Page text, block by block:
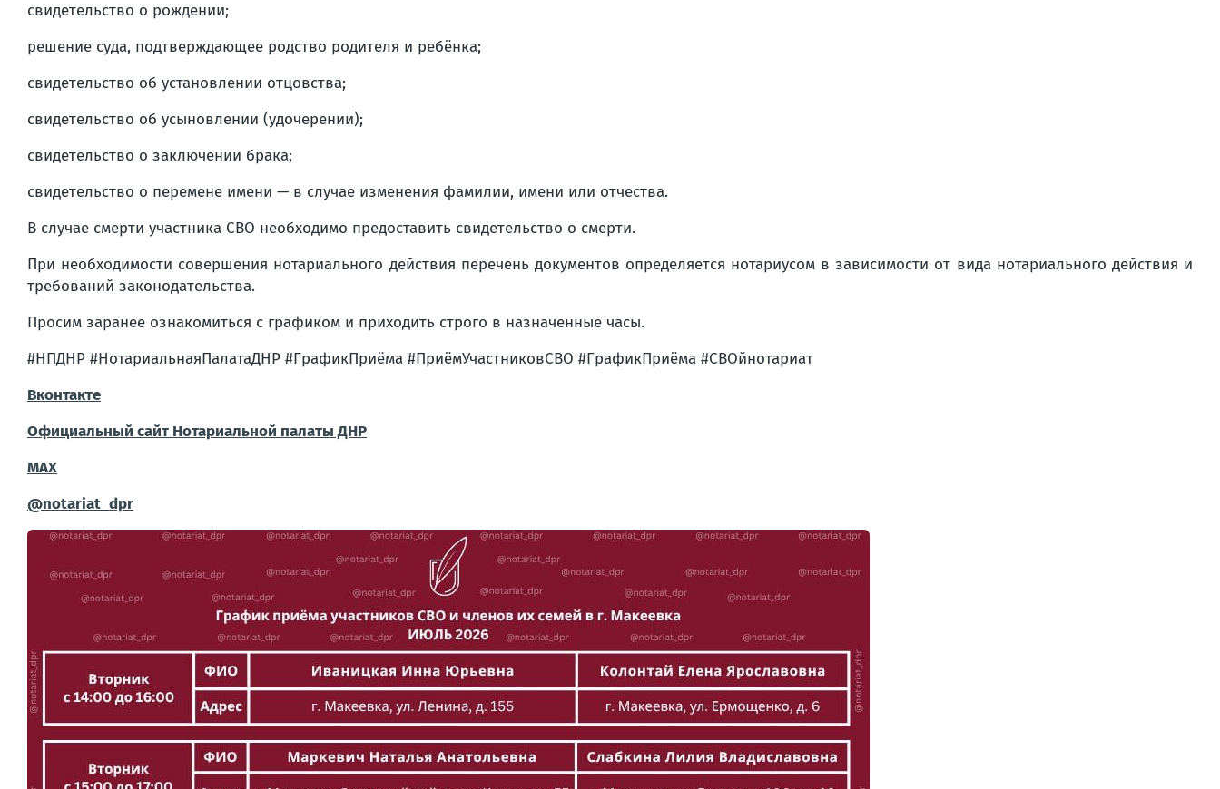
свидетельство о рождении;
решение суда, подтверждающее родство родителя и ребёнка;
свидетельство об установлении отцовства;
свидетельство об усыновлении (удочерении);
свидетельство о заключении брака;
свидетельство о перемене имени — в случае изменения фамилии, имени или отчества.
В случае смерти участника СВО необходимо предоставить свидетельство о смерти.
При необходимости совершения нотариального действия перечень документов определяется нотариусом в зависимости от вида нотариального действия и
требований законодательства.
Просим заранее ознакомиться с графиком и приходить строго в назначенные часы.
#НПДНР #НотариальнаяПалатаДНР #ГрафикПриёма #ПриёмУчастниковСВО #ГрафикПриёма #СВОйнотариат
Вконтакте
Официальный сайт Нотариальной палаты ДНР
MAX
@notariat_dpr